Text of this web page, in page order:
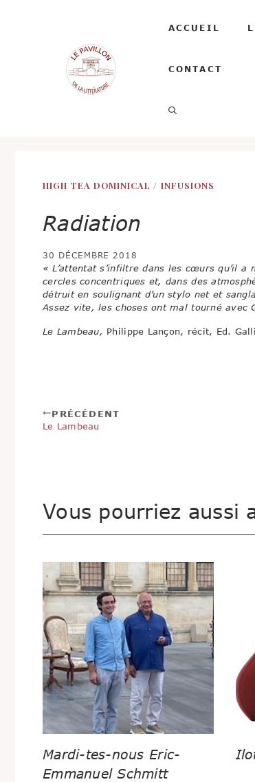
ACCUEIL
CONTACT
HIGH TEA DOMINICAL / INFUSIONS
Radiation
30 DÉCEMBRE 2018
« L’attentat s’infiltre dans les cœurs qu’il
cercles concentriques et, dans des
détruit en soulignant d’un stylo net et
Assez vite, les choses ont mal tourné avec
Le Lambeau, Philippe Lançon, récit, Ed.
PRÉCÉDENT
Le Lambeau
Vous pourriez aussi
Mardi-tes-nous Eric-
Emmanuel Schmitt